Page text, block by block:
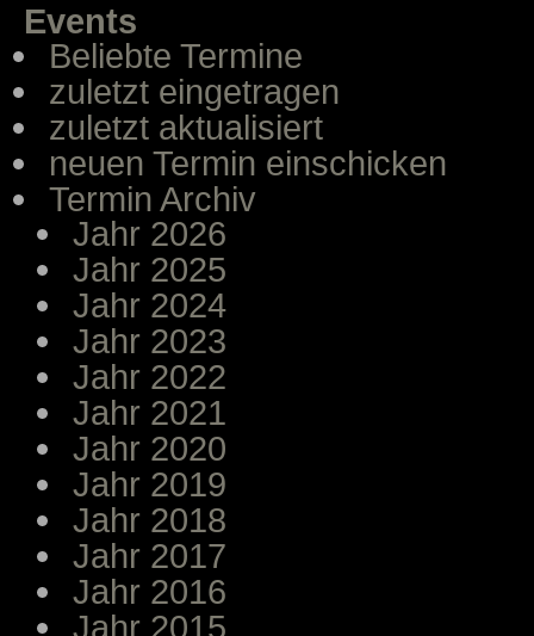
Events
Beliebte Termine
zuletzt eingetragen
zuletzt aktualisiert
neuen Termin einschicken
Termin Archiv
Jahr 2026
Jahr 2025
Jahr 2024
Jahr 2023
Jahr 2022
Jahr 2021
Jahr 2020
Jahr 2019
Jahr 2018
Jahr 2017
Jahr 2016
Jahr 2015